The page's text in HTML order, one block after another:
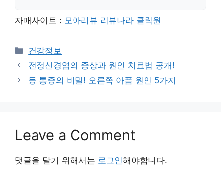
자매사이트 : 모아리뷰 리뷰나라 클릭원
Categories
건강정보
전정신경염의 증상과 원인 치료법 공개!
등 통증의 비밀! 오른쪽 아픔 원인 5가지
Leave a Comment
댓글을 달기 위해서는 로그인해야합니다.